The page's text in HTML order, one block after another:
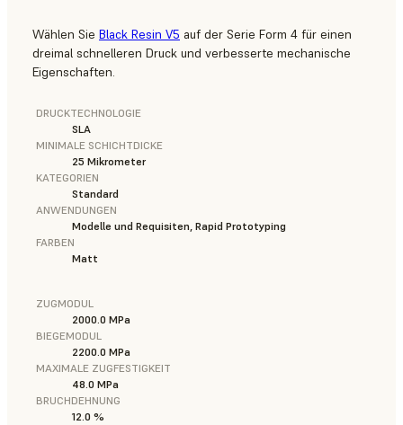
Wählen Sie Black Resin V5 auf der Serie Form 4 für einen
dreimal schnelleren Druck und verbesserte mechanische
Eigenschaften.
DRUCKTECHNOLOGIE
SLA
MINIMALE SCHICHTDICKE
25 Mikrometer
KATEGORIEN
Standard
ANWENDUNGEN
Modelle und Requisiten, Rapid Prototyping
FARBEN
Matt
ZUGMODUL
2000.0 MPa
BIEGEMODUL
2200.0 MPa
MAXIMALE ZUGFESTIGKEIT
48.0 MPa
BRUCHDEHNUNG
12.0 %